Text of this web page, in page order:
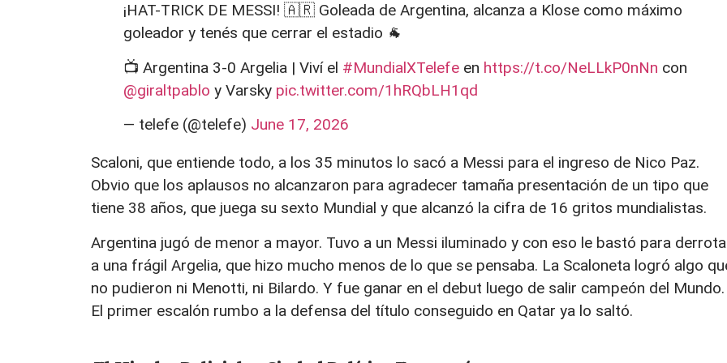
¡HAT-TRICK DE MESSI! 🇦🇷 Goleada de Argentina, alcanza a Klose como máximo
goleador y tenés que cerrar el estadio 🐐
📺 Argentina 3-0 Argelia | Viví el #MundialXTelefe en https://t.co/NeLLkP0nNn con
@giraltpablo y Varsky pic.twitter.com/1hRQbLH1qd
— telefe (@telefe) June 17, 2026
Scaloni, que entiende todo, a los 35 minutos lo sacó a Messi para el ingreso de Nico Paz.
Obvio que los aplausos no alcanzaron para agradecer tamaña presentación de un tipo que
tiene 38 años, que juega su sexto Mundial y que alcanzó la cifra de 16 gritos mundialistas.
Argentina jugó de menor a mayor. Tuvo a un Messi iluminado y con eso le bastó para
a una frágil Argelia, que hizo mucho menos de lo que se pensaba. La Scaloneta logró algo
no pudieron ni Menotti, ni Bilardo. Y fue ganar en el debut luego de salir campeón del Mundo.
El primer escalón rumbo a la defensa del título conseguido en Qatar ya lo saltó.